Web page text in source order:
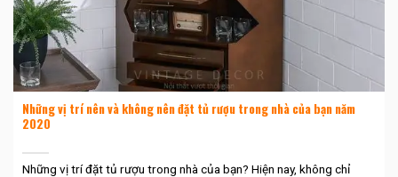
Những vị trí nên và không nên đặt tủ rượu trong nhà của bạn năm
2020
Những vị trí đặt tủ rượu trong nhà của bạn? Hiện nay, không chỉ